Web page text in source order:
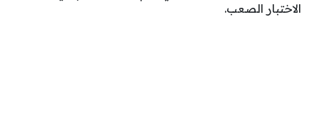
الاختبار الصعب.